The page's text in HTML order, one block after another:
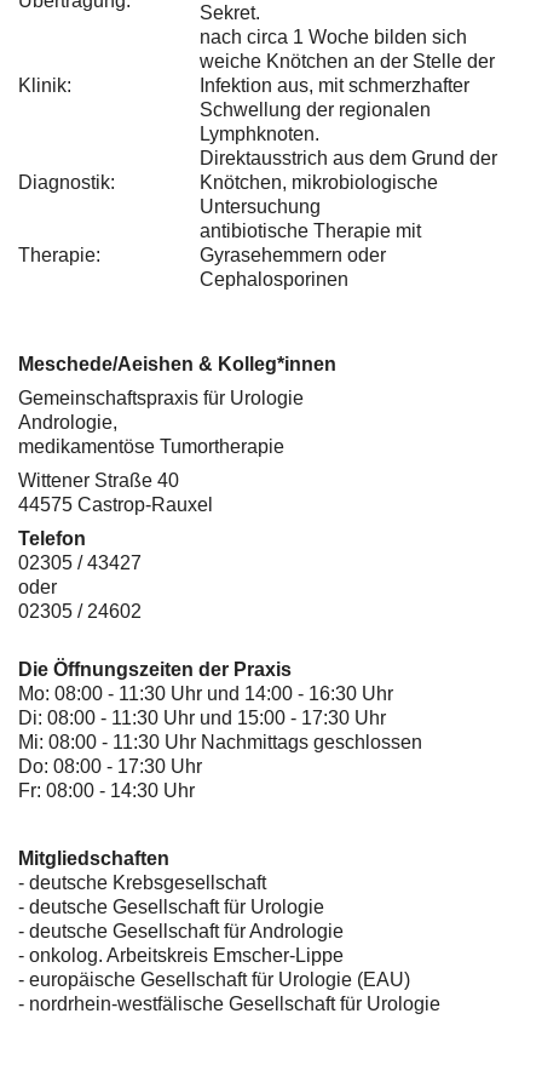
Sekret.
Klinik:
nach circa 1 Woche bilden sich
weiche Knötchen an der Stelle der
Infektion aus, mit schmerzhafter
Schwellung der regionalen
Lymphknoten.
Diagnostik:
Direktausstrich aus dem Grund der
Knötchen, mikrobiologische
Untersuchung
Therapie:
antibiotische Therapie mit
Gyrasehemmern oder
Cephalosporinen
Meschede/Aeishen & Kolleg*innen
Gemeinschaftspraxis für Urologie
Andrologie,
medikamentöse Tumortherapie
Wittener Straße 40
44575 Castrop-Rauxel
Telefon
02305 / 43427
oder
02305 / 24602
Die Öffnungszeiten der Praxis
Mo: 08:00 - 11:30 Uhr und 14:00 - 16:30 Uhr
Di: 08:00 - 11:30 Uhr und 15:00 - 17:30 Uhr
Mi: 08:00 - 11:30 Uhr Nachmittags geschlossen
Do: 08:00 - 17:30 Uhr
Fr: 08:00 - 14:30 Uhr
Mitgliedschaften
- deutsche Krebsgesellschaft
- deutsche Gesellschaft für Urologie
- deutsche Gesellschaft für Andrologie
- onkolog. Arbeitskreis Emscher-Lippe
- europäische Gesellschaft für Urologie (EAU)
- nordrhein-westfälische Gesellschaft für Urologie